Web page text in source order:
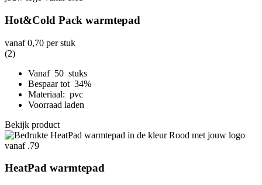
Hot&Cold Pack warmtepad
vanaf0,70 per stuk
(2)
Vanaf 50 stuks
Bespaar tot 34%
Materiaal: pvc
Voorraad laden
Bekijk product
HeatPad warmtepad